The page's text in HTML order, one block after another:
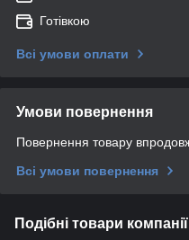
Готівкою
Всі умови оплати
Умови повернення
Повернення товару
Всі умови повернення
Подібні товари компанії